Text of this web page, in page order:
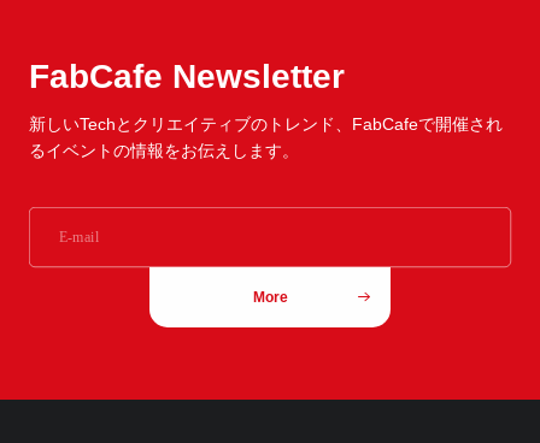
FabCafe Newsletter
新しいTechとクリエイティブのトレンド、 FabCafeで開催され
るイベントの情報をお伝えします。
More